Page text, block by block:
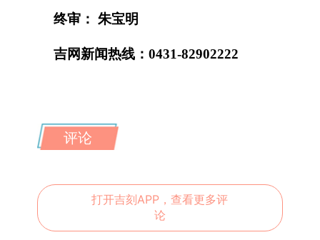
终审： 朱宝明
吉网新闻热线：0431-82902222
评论
打开吉刻APP，查看更多评
论